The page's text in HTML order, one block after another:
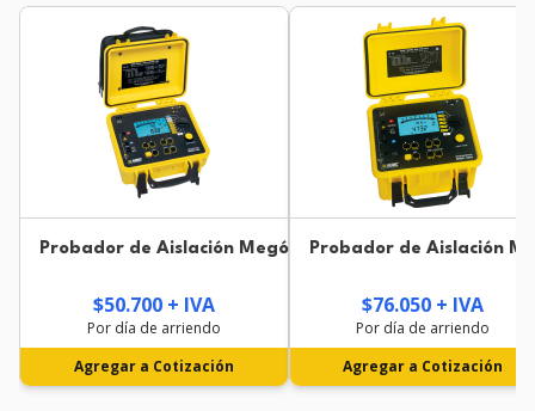
Probador de Aislación Megóhmetro AEMC 1060 1kV
$50.700 + IVA
Por día de arriendo
Agregar a Cotización
Probador de Aislación
$76.050 + IVA
Por día de arriendo
Agregar a Cotización